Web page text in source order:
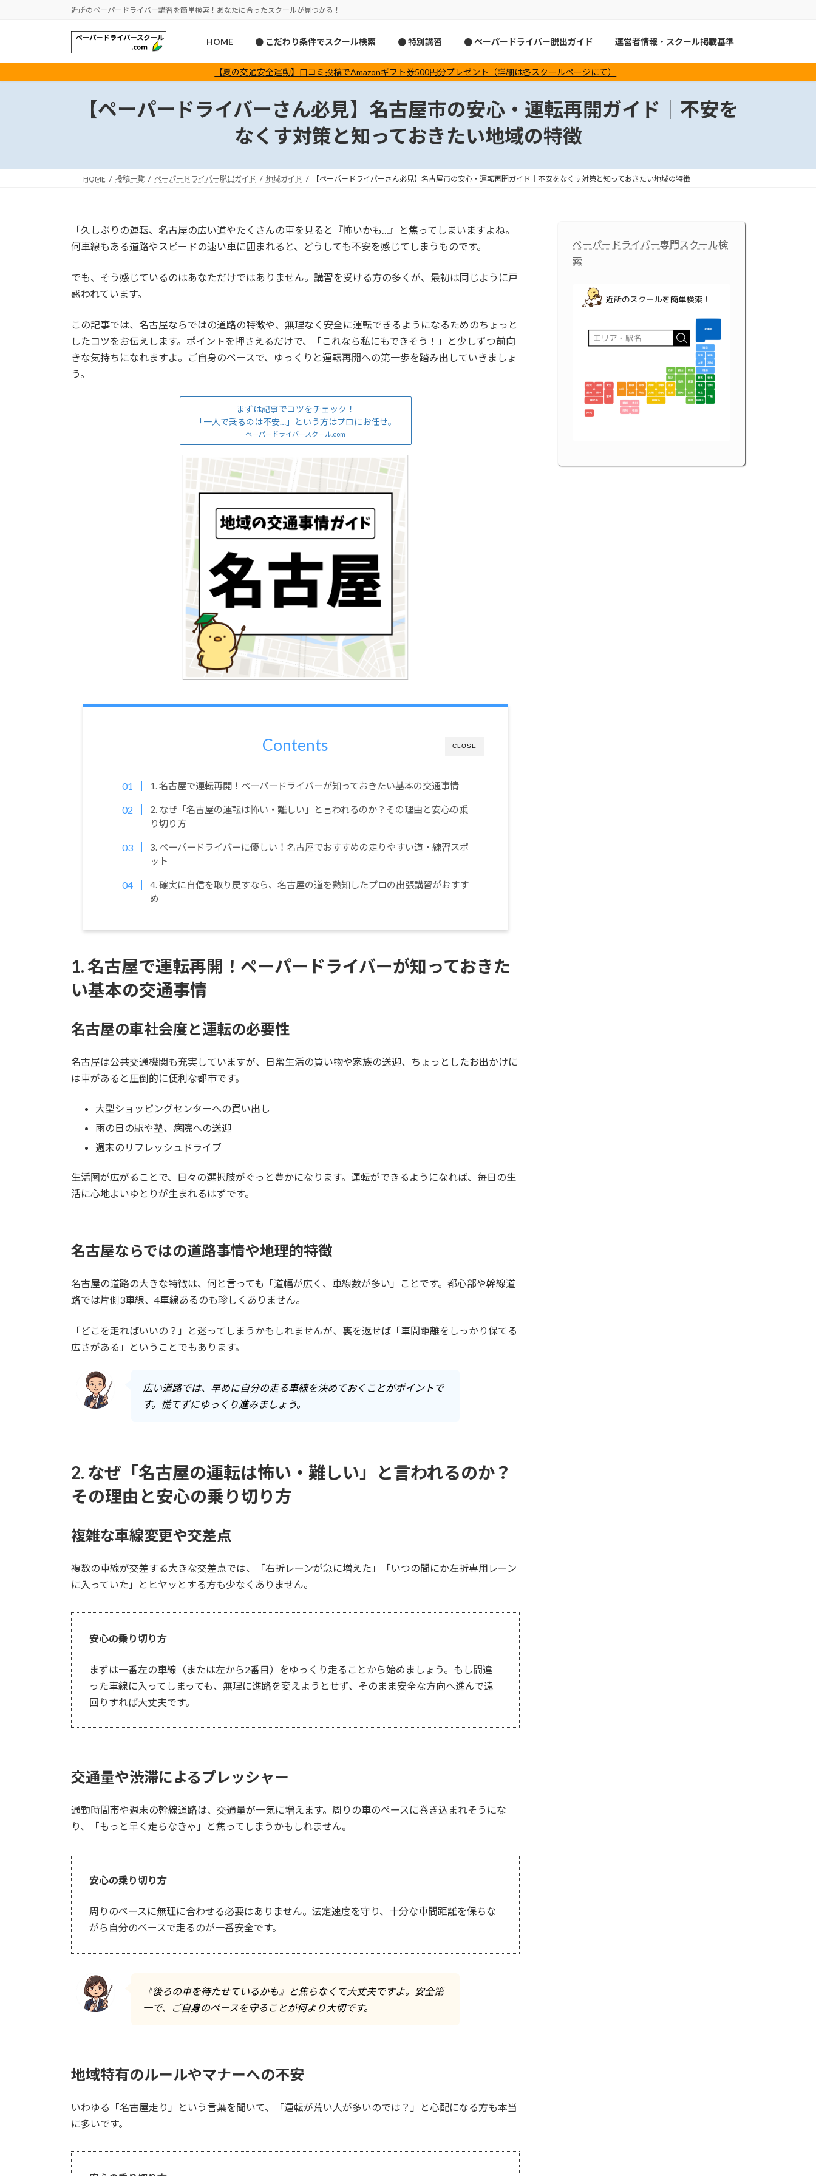
ツ
へ
シ
ョ
近所のペーパードライバー講習を簡単検索！あなたに合ったスクールが見つかる！
HOME ● こだわり条件でスクール検索 ● 特別講習 ● ペーパードライバー脱出ガイド 運営者情報・スクール掲載基準
【夏の交通安全運動】口コミ投稿でAmazonギフト券500円分プレゼント（詳細は各スクールページにて）
【ペーパードライバーさん必見】名古屋市の安心・運転再開ガイド｜不安を
なくす対策と知っておきたい地域の特徴
HOME 投稿一覧 ペーパードライバー脱出ガイド 地域ガイド 【ペーパードライバーさん必見】名古屋市の安心・運転再開ガイド｜不安をなくす対策と知っておきたい地域の特徴
「久しぶりの運転、名古屋の広い道やたくさんの車を見ると『怖いかも…』と焦ってしまいますよね。
何車線もある道路やスピードの速い車に囲まれると、どうしても不安を感じてしまうものです。
でも、そう感じているのはあなただけではありません。講習を受ける方の多くが、最初は同じように戸
惑われています。
この記事では、名古屋ならではの道路の特徴や、無理なく安全に運転できるようになるためのちょっと
したコツをお伝えします。ポイントを押さえるだけで、「これなら私にもできそう！」と少しずつ前向
きな気持ちになれますよ。ご自身のペースで、ゆっくりと運転再開への第一歩を踏み出していきましょ
う。
まずは記事でコツをチェック！
「一人で乗るのは不安…」という方はプロにお任せ。
ペーパードライバースクール.com
CLOSE
Contents
1. 名古屋で運転再開！ペーパードライバーが知っておきたい基本の交通事情
2. なぜ「名古屋の運転は怖い・難しい」と言われるのか？その理由と安心の乗
り切り方
3. ペーパードライバーに優しい！名古屋でおすすめの走りやすい道・練習スポ
ット
4. 確実に自信を取り戻すなら、名古屋の道を熟知したプロの出張講習がおすす
め
1. 名古屋で運転再開！ペーパードライバーが知っておきた
い基本の交通事情
名古屋の車社会度と運転の必要性
名古屋は公共交通機関も充実していますが、日常生活の買い物や家族の送迎、ちょっとしたお出かけに
は車があると圧倒的に便利な都市です。
大型ショッピングセンターへの買い出し
雨の日の駅や塾、病院への送迎
週末のリフレッシュドライブ
生活圏が広がることで、日々の選択肢がぐっと豊かになります。運転ができるようになれば、毎日の生
活に心地よいゆとりが生まれるはずです。
名古屋ならではの道路事情や地理的特徴
名古屋の道路の大きな特徴は、何と言っても「道幅が広く、車線数が多い」ことです。都心部や幹線道
路では片側3車線、4車線あるのも珍しくありません。
「どこを走ればいいの？」と迷ってしまうかもしれませんが、裏を返せば「車間距離をしっかり保てる
広さがある」ということでもあります。
広い道路では、早めに自分の走る車線を決めておくことがポイントで
す。慌てずにゆっくり進みましょう。
2. なぜ「名古屋の運転は怖い・難しい」と言われるのか？
その理由と安心の乗り切り方
複雑な車線変更や交差点
複数の車線が交差する大きな交差点では、「右折レーンが急に増えた」「いつの間にか左折専用レーン
に入っていた」とヒヤッとする方も少なくありません。
安心の乗り切り方
まずは一番左の車線（または左から2番目）をゆっくり走ることから始めましょう。もし間違
った車線に入ってしまっても、無理に進路を変えようとせず、そのまま安全な方向へ進んで遠
回りすれば大丈夫です。
交通量や渋滞によるプレッシャー
通勤時間帯や週末の幹線道路は、交通量が一気に増えます。周りの車のペースに巻き込まれそうにな
り、「もっと早く走らなきゃ」と焦ってしまうかもしれません。
安心の乗り切り方
周りのペースに無理に合わせる必要はありません。法定速度を守り、十分な車間距離を保ちな
がら自分のペースで走るのが一番安全です。
『後ろの車を待たせているかも』と焦らなくて大丈夫ですよ。安全第
一で、ご自身のペースを守ることが何より大切です。
地域特有のルールやマナーへの不安
いわゆる「名古屋走り」という言葉を聞いて、「運転が荒い人が多いのでは？」と心配になる方も本当
に多いです。
ペーパードライバー専門スクール検
索